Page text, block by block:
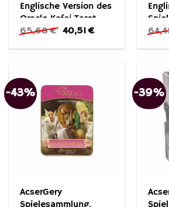
Englische Version des
Oracle Kafei Tarot
Brettspiels
65,68€ Ursprünglicher
Preis
war:
40,51€
ist:
-43%
AcserGery
Spielesammlung,
-39%